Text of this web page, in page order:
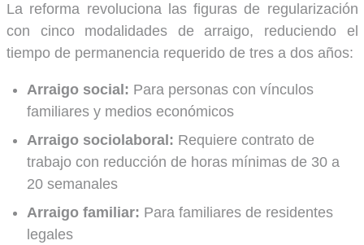
La reforma revoluciona las figuras de regularización
con cinco modalidades de arraigo, reduciendo el
tiempo de permanencia requerido de tres a dos años:
Arraigo social: Para personas con vínculos
familiares y medios económicos
Arraigo sociolaboral: Requiere contrato de
trabajo con reducción de horas mínimas de 30 a
20 semanales
Arraigo familiar: Para familiares de residentes
legales